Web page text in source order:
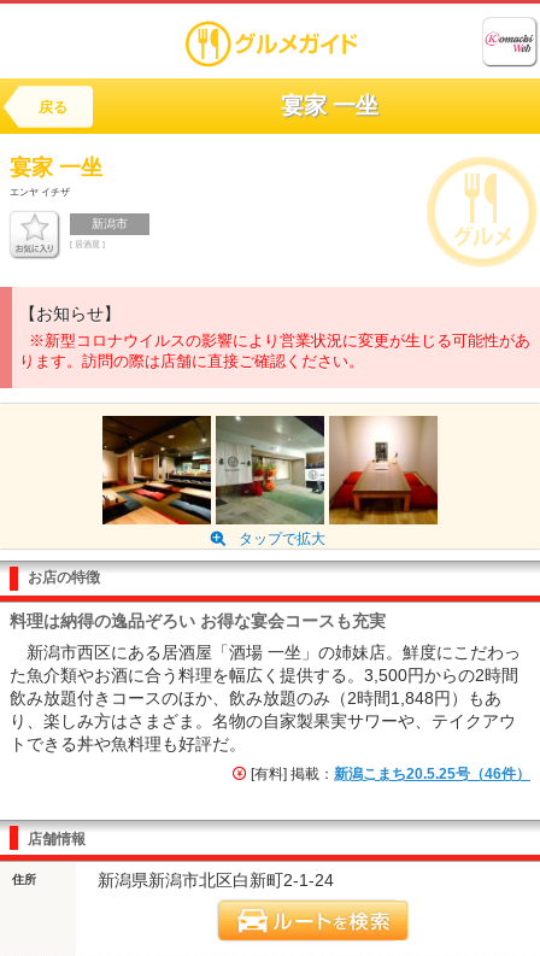
戻る 宴家 一坐
宴家 一坐
エンヤ イチザ
新潟市
[ 居酒屋 ]
【お知らせ】
※新型コロナウイルスの影響により営業状況に変更が生じる可能性があ
ります。訪問の際は店舗に直接ご確認ください。
タップで拡大
お店の特徴
料理は納得の逸品ぞろい お得な宴会コースも充実
新潟市西区にある居酒屋「酒場 一坐」の姉妹店。鮮度にこだわっ
た魚介類やお酒に合う料理を幅広く提供する。3,500円からの2時間
飲み放題付きコースのほか、飲み放題のみ（2時間1,848円）もあ
り、楽しみ方はさまざま。名物の自家製果実サワーや、テイクアウ
トできる丼や魚料理も好評だ。
[有料] 掲載： 新潟こまち20.5.25号（46件）
店舗情報
住所 新潟県新潟市北区白新町2-1-24